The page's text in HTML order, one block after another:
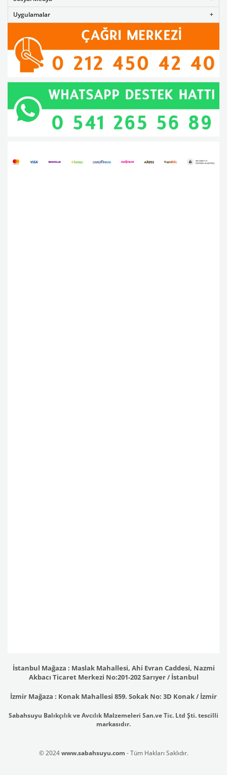
Uygulamalar
İstanbul Mağaza : Maslak Mahallesi, Ahi Evran Caddesi, Nazmi
Akbacı Ticaret Merkezi No:201-202 Sarıyer / İstanbul
İzmir Mağaza : Konak Mahallesi 859. Sokak No: 3D Konak / İzmir
Sabahsuyu Balıkçılık ve Avcılık Malzemeleri San.ve Tic. Ltd Şti. tescilli
markasıdır.
© 2024www.sabahsuyu.com - Tüm Hakları Saklıdır.